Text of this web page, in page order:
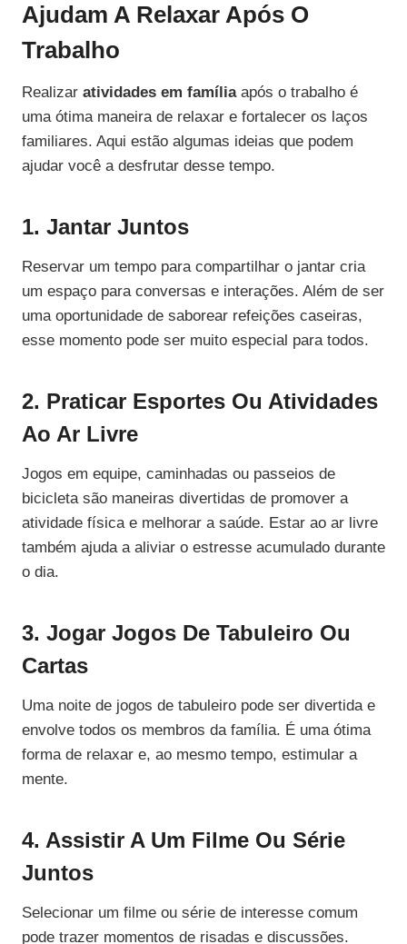
Ajudam A Relaxar Após O
Trabalho
Realizar atividades em famíliaapós o trabalho é
uma ótima maneira de relaxar e fortalecer os laços
familiares. Aqui estão algumas ideias que podem
ajudar você a desfrutar desse tempo.
1. Jantar Juntos
Reservar um tempo para compartilhar o jantar cria
um espaço para conversas e interações. Além de ser
uma oportunidade de saborear refeições caseiras,
esse momento pode ser muito especial para todos.
2. Praticar Esportes Ou Atividades
Ao Ar Livre
Jogos em equipe, caminhadas ou passeios de
bicicleta são maneiras divertidas de promover a
atividade física e melhorar a saúde. Estar ao ar livre
também ajuda a aliviar o estresse acumulado durante
o dia.
3. Jogar Jogos De Tabuleiro Ou
Cartas
Uma noite de jogos de tabuleiro pode ser divertida e
envolve todos os membros da família. É uma ótima
forma de relaxar e, ao mesmo tempo, estimular a
mente.
4. Assistir A Um Filme Ou Série
Juntos
Selecionar um filme ou série de interesse comum
pode trazer momentos de risadas e discussões.